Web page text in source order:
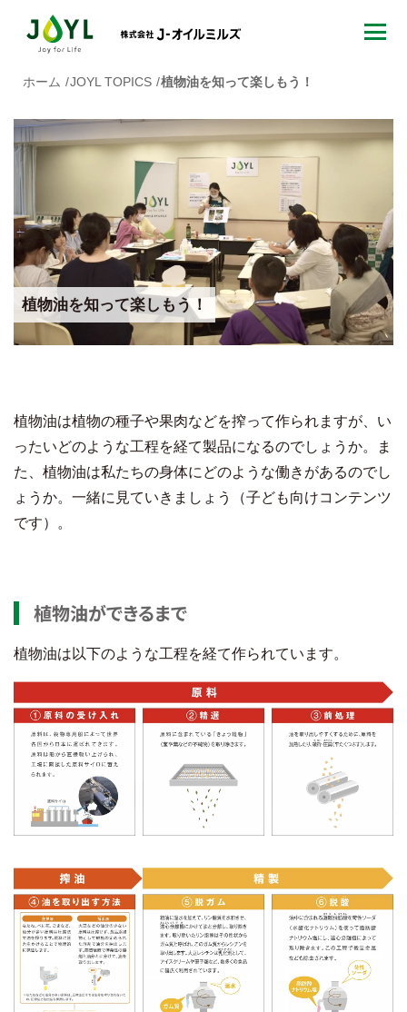
ホーム JOYL TOPICS 植物油を知って楽しもう！
植物油を知って楽しもう！
植物油は植物の種子や果肉などを搾って作られますが、い
ったいどのような工程を経て製品になるのでしょうか。ま
た、植物油は私たちの身体にどのような働きがあるのでし
ょうか。一緒に見ていきましょう（子ども向けコンテンツ
です）。
植物油ができるまで
植物油は以下のような工程を経て作られています。